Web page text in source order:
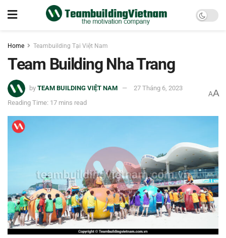
Home Teambuilding Tại Việt Nam
Team Building Nha Trang
by TEAM BUILDING VIỆT NAM
27 Tháng 6, 2023
Reading Time: 17 mins read
AA